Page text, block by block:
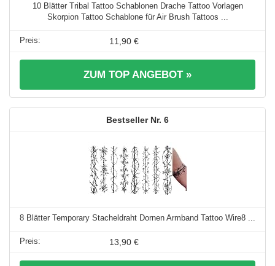
10 Blätter Tribal Tattoo Schablonen Drache Tattoo Vorlagen
Skorpion Tattoo Schablone für Air Brush Tattoos ...
11,90 €
ZUM TOP ANGEBOT »
6
8 Blätter Temporary Stacheldraht Dornen Armband Tattoo Wire8 ...
13,90 €